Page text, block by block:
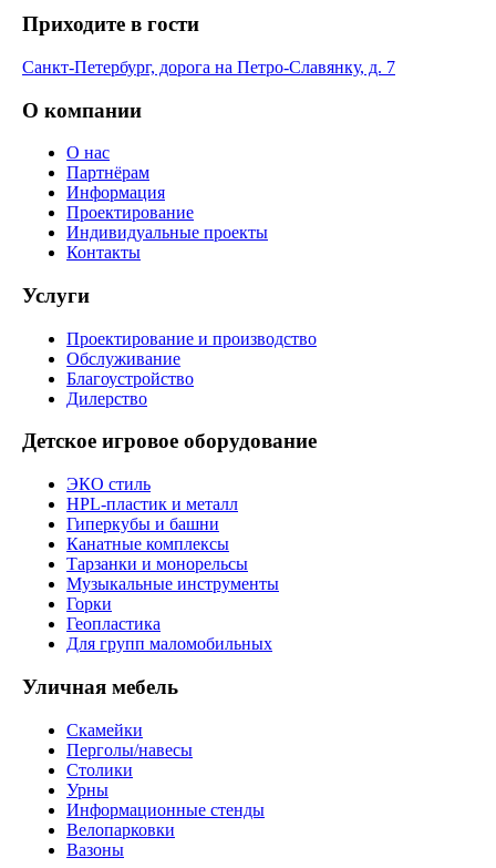
Приходите в гости
Санкт-Петербург, дорога на Петро-Славянку, д. 7
О компании
О нас
Партнёрам
Информация
Проектирование
Индивидуальные проекты
Контакты
Услуги
Проектирование и производство
Обслуживание
Благоустройство
Дилерство
Детское игровое оборудование
ЭКО стиль
HPL-пластик и металл
Гиперкубы и башни
Канатные комплексы
Тарзанки и монорельсы
Музыкальные инструменты
Горки
Геопластика
Для групп маломобильных
Уличная мебель
Скамейки
Перголы/навесы
Столики
Урны
Информационные стенды
Велопарковки
Вазоны